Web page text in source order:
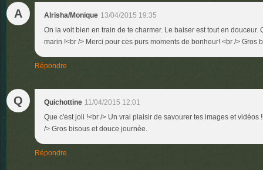
A Alrisha/Monique 13/04/2015 19:35
On la voit bien en train de te charmer. Le baiser est tout en douceur.
marin !<br /> Merci pour ces purs moments de bonheur! <br /> Gros
Répondre
Q Quichottine 11/04/2015 12:01
Que c'est joli !<br /> Un vrai plaisir de savourer tes images et vidéos
/> Gros bisous et douce journée.
Répondre